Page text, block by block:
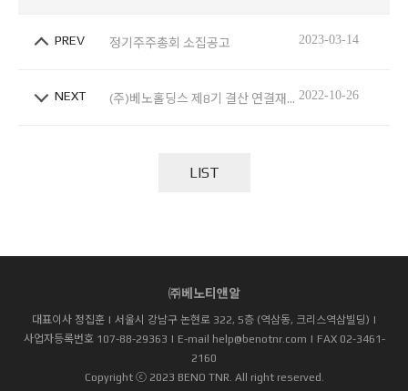
PREV 정기주주총회 소집공고 2023-03-14
NEXT (주)베노홀딩스 제8기 결산 연결재무상태표 2022-10-26
LIST
㈜베노티앤알
대표이사 정집훈 | 서울시 강남구 논현로 322, 5층 (역삼동, 크리스역삼빌딩) |
사업자등록번호 107-88-29363 | E-mail help@benotnr.com | FAX 02-3461-
2160
Copyright ⓒ 2023 BENO TNR. All right reserved.